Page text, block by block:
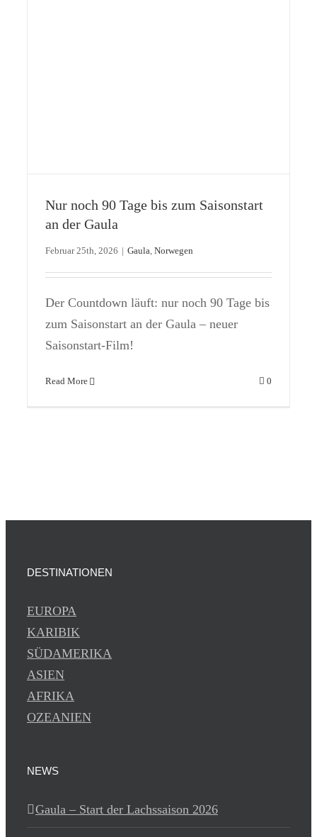
Nur noch 90 Tage bis zum Saisonstart
an der Gaula
Februar 25th, 2026 | Gaula, Norwegen
Der Countdown läuft: nur noch 90 Tage bis
zum Saisonstart an der Gaula – neuer
Saisonstart-Film!
Read More 0
DESTINATIONEN
EUROPA
KARIBIK
SÜDAMERIKA
ASIEN
AFRIKA
OZEANIEN
NEWS
Gaula – Start der Lachssaison 2026